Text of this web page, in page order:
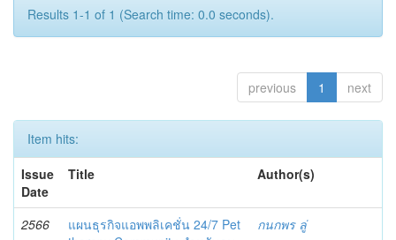
Results 1-1 of 1 (Search time: 0.0 seconds).
previous 1 next
Item hits:
Issue
Date
Title Author(s)
2566
แผนธุรกิจแอพพลิเคชั่น 24/7 Pet
กนกพร ลู่